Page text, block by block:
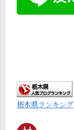
栃木県ランキング